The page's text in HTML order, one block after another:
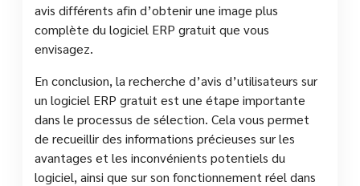
avis différents afin d’obtenir une image plus
complète du logiciel ERP gratuit que vous
envisagez.
En conclusion, la recherche d’avis d’utilisateurs sur
un logiciel ERP gratuit est une étape importante
dans le processus de sélection. Cela vous permet
de recueillir des informations précieuses sur les
avantages et les inconvénients potentiels du
logiciel, ainsi que sur son fonctionnement réel dans